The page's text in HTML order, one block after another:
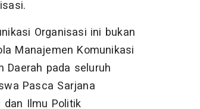
Organisasi ini bukan
Manajemen Komunikasi
Daerah pada seluruh
Pasca Sarjana
dan Ilmu Politik